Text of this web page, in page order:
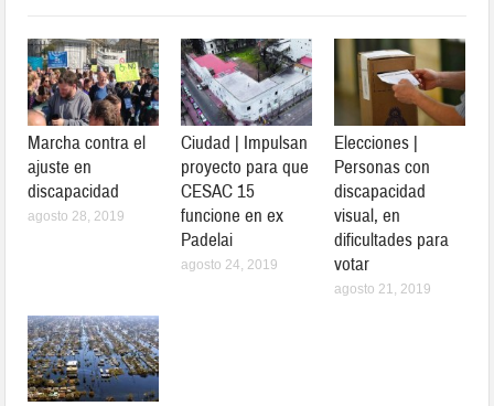
Marcha contra el
ajuste en
discapacidad
agosto 28, 2019
Ciudad | Impulsan
proyecto para que
CESAC 15
funcione en ex
Padelai
agosto 24, 2019
Elecciones |
Personas con
discapacidad
visual, en
dificultades para
votar
agosto 21, 2019